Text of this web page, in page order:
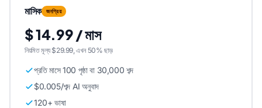
মাসিক জনপ্রিয়
$ 14.99 / মাস
নিয়মিত মূল্য $29.99, এখন 50% ছাড়৷
প্রতি মাসে 100 পৃষ্ঠা বা 30,000 শব্দ
$0.005/শব্দ AI অনুবাদ
120+ ভাষা